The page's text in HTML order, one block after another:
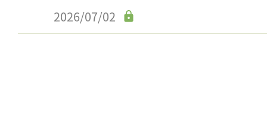
2026/07/02